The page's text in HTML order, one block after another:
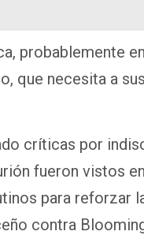
probablemente
que necesita a
críticas por
fueron vistos
para reforzar
contra